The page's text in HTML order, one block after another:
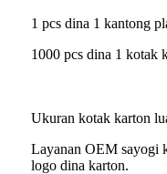
1 pcs dina 1 kantong
1000 pcs dina 1 kotak
Ukuran kotak karton
Layanan OEM sayogi
logo dina karton.